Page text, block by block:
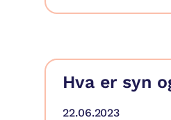
Hva er syn
22.06.2023